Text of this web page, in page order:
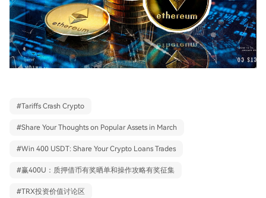
#Tariffs Crash Crypto
#Share Your Thoughts on Popular Assets in March
#Win 400 USDT: Share Your Crypto Loans Trades
#赢400U：质押借币有奖晒单和操作攻略有奖征集
#TRX投资价值讨论区